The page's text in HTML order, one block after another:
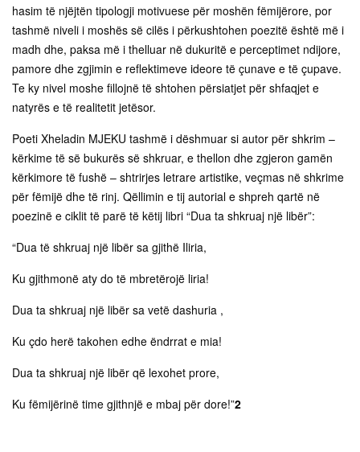
hasim të njëjtën tipologji motivuese për moshën fëmijërore, por
tashmë niveli i moshës së cilës i përkushtohen poezitë është më i
madh dhe, paksa më i thelluar në dukuritë e perceptimet ndijore,
pamore dhe zgjimin e reflektimeve ideore të çunave e të çupave.
Te ky nivel moshe fillojnë të shtohen përsiatjet për shfaqjet e
natyrës e të realitetit jetësor.
Poeti Xheladin MJEKU tashmë i dëshmuar si autor për shkrim –
kërkime të së bukurës së shkruar, e thellon dhe zgjeron gamën
kërkimore të fushë – shtrirjes letrare artistike, veçmas në shkrime
për fëmijë dhe të rinj. Qëllimin e tij autorial e shpreh qartë në
poezinë e ciklit të parë të këtij libri “Dua ta shkruaj një libër”:
“Dua të shkruaj një libër sa gjithë Iliria,
Ku gjithmonë aty do të mbretërojë liria!
Dua ta shkruaj një libër sa vetë dashuria ,
Ku çdo herë takohen edhe ëndrrat e mia!
Dua ta shkruaj një libër që lexohet prore,
Ku fëmijërinë time gjithnjë e mbaj për dore!”2